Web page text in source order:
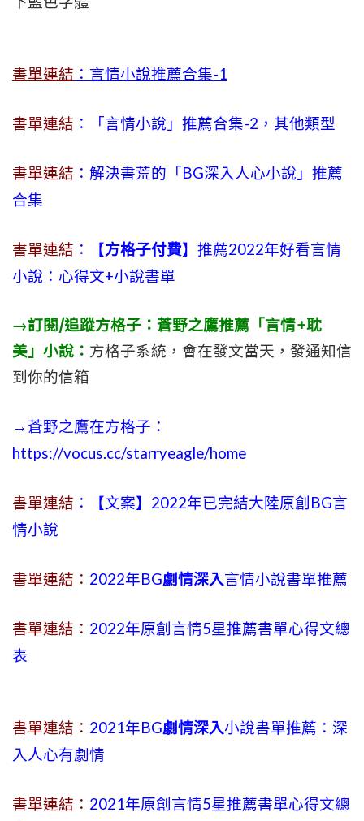
書單連結 ：言情小說推薦合集-1
書單連結 ：「言情小說」推薦合集-2，其他類型
書單連結 ：解決書荒的「BG深入人心小說」推薦
合集
書單連結 ：【方格子付費】推薦2022年好看言情
小說：心得文+小說書單
→訂閱/追蹤方格子：蒼野之鷹推薦「言情+耽
美」小說： 方格子系統，會在發文當天，發通知信
到你的信箱
→蒼野之鷹在方格子：
https://vocus.cc/starryeagle/home
書單連結 ：【文案】2022年已完結大陸原創BG言
情小說
書單連結： 2022年BG劇情深入言情小說書單推薦
書單連結： 2022年原創言情5星推薦書單心得文總
表
書單連結： 2021年BG劇情深入小說書單推薦：深
入人心有劇情
書單連結： 2021年原創言情5星推薦書單心得文總